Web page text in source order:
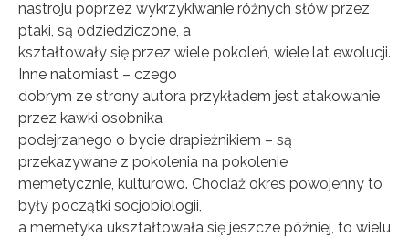
Bądź na biężaco!
nastroju poprzez wykrzykiwanie różnych słów przez
ptaki, są odziedziczone, a
kształtowały się przez wiele pokoleń, wiele lat ewolucji.
Inne natomiast – czego
dobrym ze strony autora przykładem jest atakowanie
przez kawki osobnika
podejrzanego o bycie drapieżnikiem – są
przekazywane z pokolenia na pokolenie
memetycznie, kulturowo. Chociaż okres powojenny to
były początki socjobiologii,
a memetyka ukształtowała się jeszcze później, to wielu